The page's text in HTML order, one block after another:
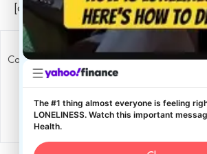
[conscientia_popup]
Copyright ConscientiaHealth © 2026
The #1 thing almost everyone is feeling
LONELINESS. Watch this important
Health.